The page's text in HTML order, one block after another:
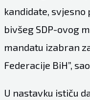
kandidate,
bivšeg SDP-ovog
mandatu izabran
Federacije BiH”,
U nastavku ističu